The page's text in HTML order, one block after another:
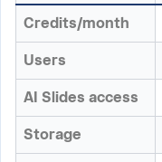
Credits/month
Users
AI Slides access
Storage